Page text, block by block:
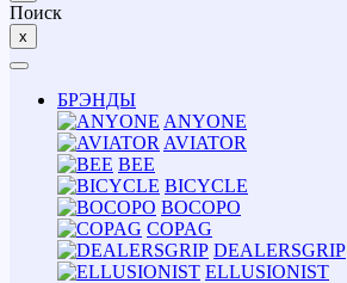
Поиск
x
БРЭНДЫ
ANYONE
AVIATOR
BEE
BICYCLE
BOCOPO
COPAG
DEALERSGRIP
ELLUSIONIST